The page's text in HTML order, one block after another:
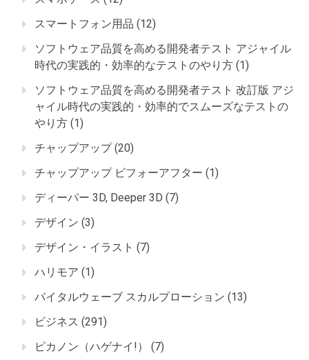
スマートフォン用品 (12)
ソフトウェア品質を高める開発者テスト アジャイル
時代の実践的・効率的なテストのやり方 (1)
ソフトウェア品質を高める開発者テスト 改訂版 アジ
ャイル時代の実践的・効率的でスムーズなテストの
やり方 (1)
チャップアップ(20)
チャップアップ ビフォーアフター (1)
ディーパー 3D, Deeper 3D (7)
デザイン (3)
デザイン・イラスト (7)
ハリモア (1)
バイタルウェーブ スカルプローション (13)
ビジネス (291)
ピカノン（ハゲナイ!）
(7)